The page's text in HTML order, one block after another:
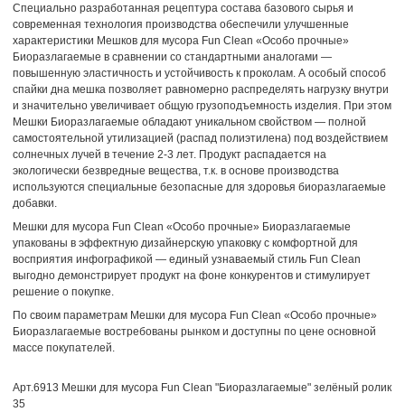
Специально разработанная рецептура состава базового сырья и
современная технология производства обеспечили улучшенные
характеристики Мешков для мусора Fun Clean «Особо прочные»
Биоразлагаемые в сравнении со стандартными аналогами —
повышенную эластичность и устойчивость к проколам. А особый способ
спайки дна мешка позволяет равномерно распределять нагрузку внутри
и значительно увеличивает общую грузоподъемность изделия. При этом
Мешки Биоразлагаемые обладают уникальном свойством — полной
самостоятельной утилизацией (распад полиэтилена) под воздействием
солнечных лучей в течение 2-3 лет. Продукт распадается на
экологически безвредные вещества, т.к. в основе производства
используются специальные безопасные для здоровья биоразлагаемые
добавки.
Мешки для мусора Fun Clean «Особо прочные» Биоразлагаемые
упакованы в эффектную дизайнерскую упаковку с комфортной для
восприятия инфографикой — единый узнаваемый стиль Fun Clean
выгодно демонстрирует продукт на фоне конкурентов и стимулирует
решение о покупке.
По своим параметрам Мешки для мусора Fun Clean «Особо прочные»
Биоразлагаемые востребованы рынком и доступны по цене основной
массе покупателей.
Арт.6913 Мешки для мусора Fun Clean "Биоразлагаемые" зелёный ролик
35